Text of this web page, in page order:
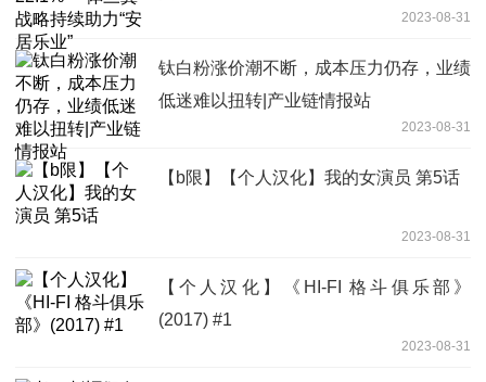
2023-08-31
钛白粉涨价潮不断，成本压力仍存，业绩
低迷难以扭转|产业链情报站
2023-08-31
【b限】【个人汉化】我的女演员 第5话
2023-08-31
【个人汉化】《HI-FI 格斗俱乐部》
(2017) #1
2023-08-31